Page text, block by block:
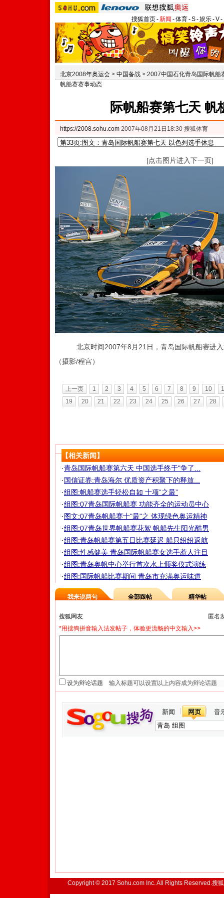
搜狐首页-新闻 -体育-S-娱乐-V-
北京2008年奥运会 > 中国备战 > 2007中国石化青岛国际帆船
帆船赛赛事动态
际帆船赛第七天 帆
https://2008.sohu.com 2007年08月21日18:30 搜狐体育
[点击图片进入下一页]
北京时间2007年8月21日，青岛国际帆船赛进入
（摄影/程宫）
上一页 1 2 3 4 5 6 7 8 9 10
19
20 21 22 23 24 25 26 27 28
【相关新闻】
·青岛国际帆船赛第六天 中国选手终于"争了...
·国信证券:青岛海尔 优质资产积聚下的释放...
·组图:帆船赛选手轻松自如 十项“之最”
·组图:07青岛国际帆船赛 功能齐全的运动员中心
·图文:07青岛帆船赛十"最"之 体现绿色奥运精神
·组图:07青岛世界帆船赛花絮 帆船先生阳光酷男
·组图:青岛帆船赛第五日比赛延迟 船只纷纷返航
·组图:性感健美 青岛国际帆船赛女选手惹人注目
·组图:青岛奥帆中心举行首次水上颁奖仪式演练
·组图:国际帆船比赛期间 青岛市充满奥运味道
我来说两句 全部跟帖 精华帖
匿名
*用搜狗拼音输入法发帖子，体验更流畅的中文输入>>
设为辩论话题
新闻 网页 音
Copyright © 2017 Sohu.com Inc. All Rights Reserved.搜